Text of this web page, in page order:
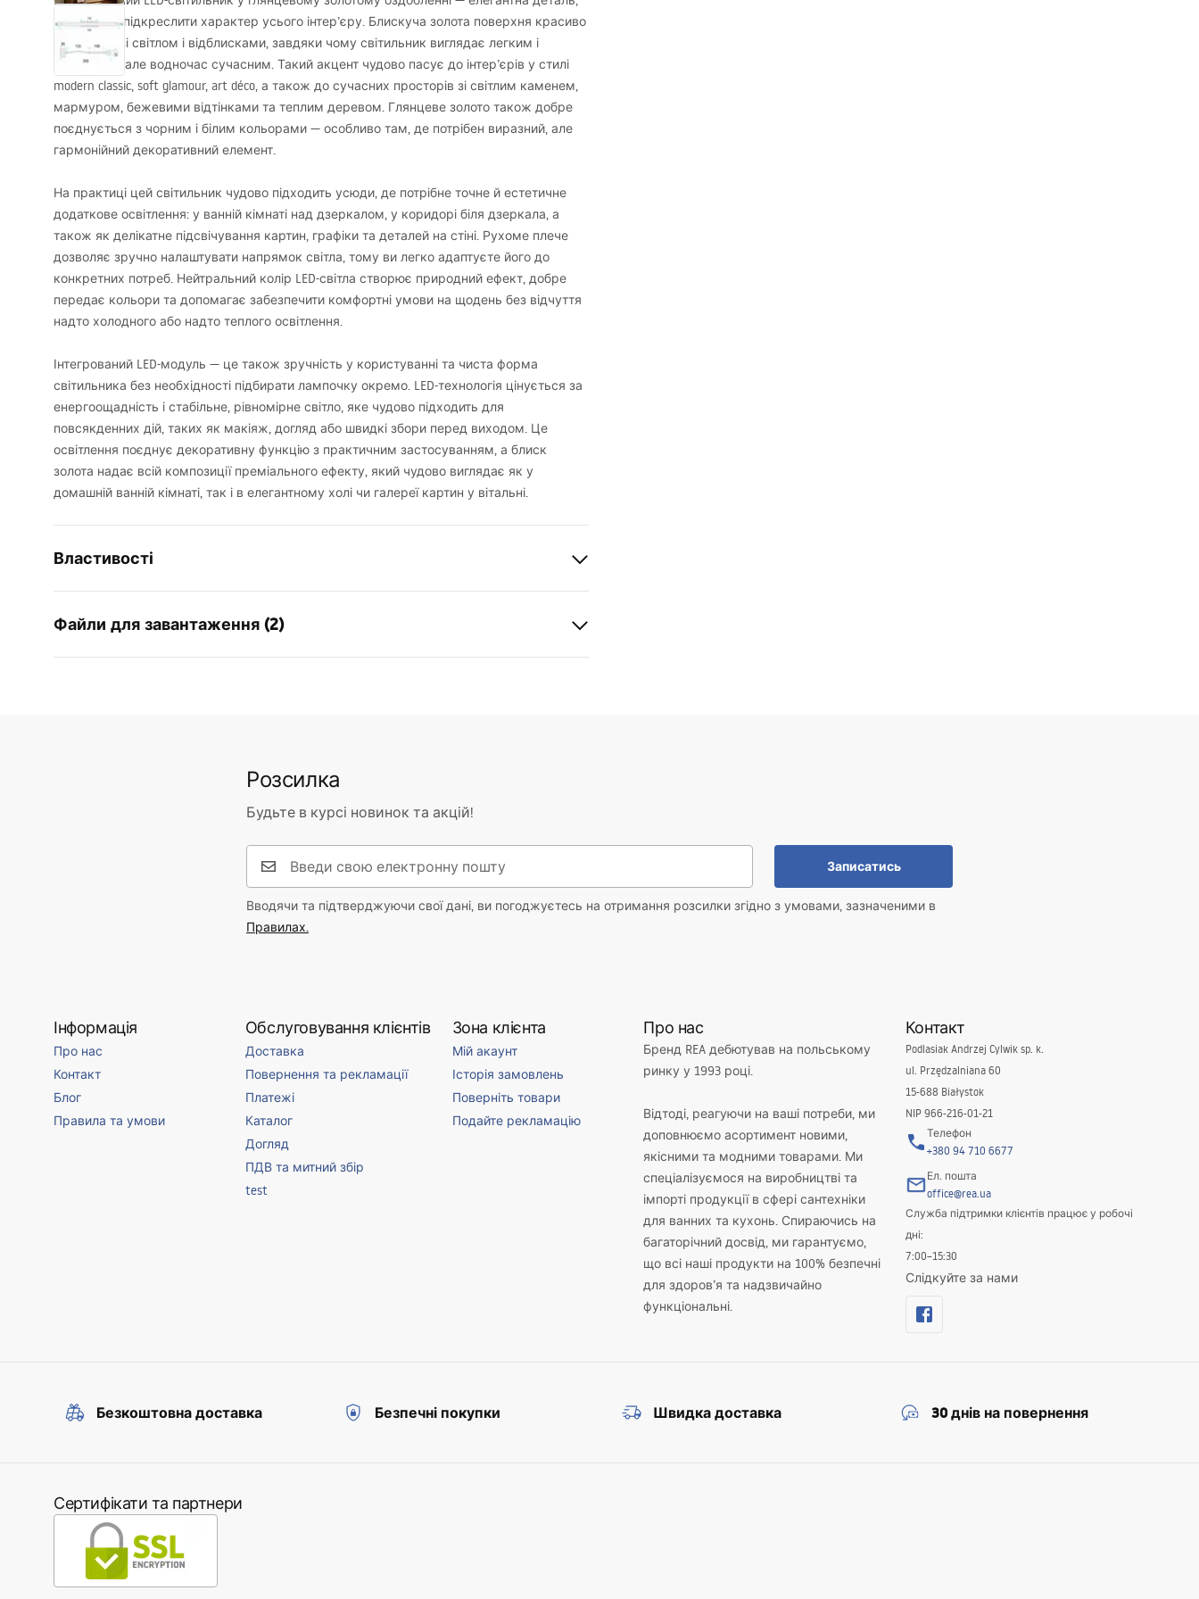
яка здатна підкреслити характер усього інтер’єру. Блискуча золота поверхня красиво
взаємодіє зі світлом і відблисками, завдяки чому світильник виглядає легким і
розкішним, але водночас сучасним. Такий акцент чудово пасує до інтер’єрів у стилі
modern classic, soft glamour, art déco, а також до сучасних просторів зі світлим каменем,
мармуром, бежевими відтінками та теплим деревом. Глянцеве золото також добре
поєднується з чорним і білим кольорами — особливо там, де потрібен виразний, але
гармонійний декоративний елемент.
На практиці цей світильник чудово підходить усюди, де потрібне точне й естетичне
додаткове освітлення: у ванній кімнаті над дзеркалом, у коридорі біля дзеркала, а
також як делікатне підсвічування картин, графіки та деталей на стіні. Рухоме плече
дозволяє зручно налаштувати напрямок світла, тому ви легко адаптуєте його до
конкретних потреб. Нейтральний колір LED-світла створює природний ефект, добре
передає кольори та допомагає забезпечити комфортні умови на щодень без відчуття
надто холодного або надто теплого освітлення.
Інтегрований LED-модуль — це також зручність у користуванні та чиста форма
світильника без необхідності підбирати лампочку окремо. LED-технологія цінується за
енергоощадність і стабільне, рівномірне світло, яке чудово підходить для
повсякденних дій, таких як макіяж, догляд або швидкі збори перед виходом. Це
освітлення поєднує декоративну функцію з практичним застосуванням, а блиск
золота надає всій композиції преміального ефекту, який чудово виглядає як у
домашній ванній кімнаті, так і в елегантному холі чи галереї картин у вітальні.
Властивості
Тип лампи
Довжина (мм)
420мм
алюміній, метал, пластик
501 - 1000 lm
вбудований світлодіодний джерело
Вбудований світлодіодний джерело
Клас герметичності
IP20
Приміщення
офіс, їдальня, коридор/драбина, кухня,
салон, спальня, ніверсальне
Файли для завантаження (2)
Розсилка
Будьте в курсі новинок та акцій!
Записатись
Вводячи та підтверджуючи свої дані, ви погоджуєтесь на отримання розсилки згідно з умовами, зазначеними в
Правилах.
Інформація
Про нас
Контакт
Блог
Правила та умови
Обслуговування клієнтів
Доставка
Повернення та рекламації
Платежі
Каталог
Догляд
ПДВ та митний збір
test
Зона клієнта
Мій акаунт
Історія замовлень
Поверніть товари
Подайте рекламацію
Про нас
Бренд REA дебютував на польському
ринку у 1993 році.
Відтоді, реагуючи на ваші потреби, ми
доповнюємо асортимент новими,
якісними та модними товарами. Ми
спеціалізуємося на виробництві та
імпорті продукції в сфері сантехніки
для ванних та кухонь. Спираючись на
багаторічний досвід, ми гарантуємо,
що всі наші продукти на 100% безпечні
для здоров’я та надзвичайно
функціональні.
Контакт
Podlasiak Andrzej Cylwik sp. k.
ul. Przędzalniana 60
15-688 Białystok
NIP 966-216-01-21
Телефон
+380 94 710 6677
Ел. пошта
office@rea.ua
Служба підтримки клієнтів працює у робочі
дні:
7:00–15:30
Слідкуйте за нами
Безкоштовна доставка Безпечні покупки Швидка доставка 30 днів на повернення
Сертифікати та партнери